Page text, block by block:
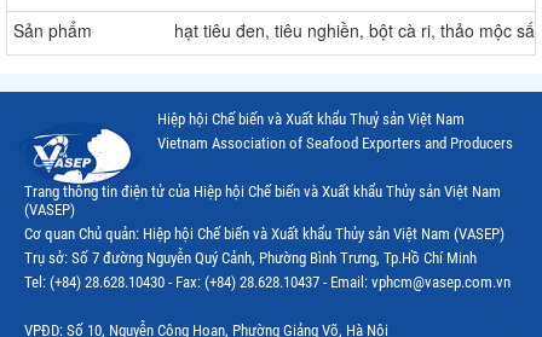
Sản phẩm
hạt tiêu đen, tiêu nghiền, bột cà ri, thảo mộc
Hiệp hội Chế biến và Xuất khẩu Thuỷ sản Việt Nam
Vietnam Association of Seafood Exporters and Producers
Trang thông tin điện tử của Hiệp hội Chế biến và Xuất khẩu Thủy sản Việt Nam
(VASEP)
Cơ quan Chủ quản: Hiệp hội Chế biến và Xuất khẩu Thủy sản Việt Nam (VASEP)
Trụ sở: Số 7 đường Nguyễn Quý Cảnh, Phường Bình Trưng, Tp.Hồ Chí Minh
Tel: (+84) 28.628.10430 - Fax: (+84) 28.628.10437 - Email: vphcm@vasep.com.vn
VPĐD: Số 10, Nguyễn Công Hoan, Phường Giảng Võ, Hà Nội